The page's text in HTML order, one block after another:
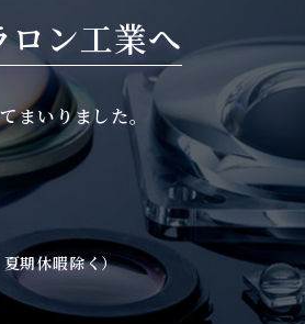
ロン工業へ
まいりました。
期休暇除く）